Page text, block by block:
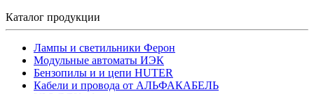
Каталог продукции
Лампы и светильники Ферон
Модульные автоматы ИЭК
Бензопилы и и цепи HUTER
Кабели и провода от АЛЬФАКАБЕЛЬ